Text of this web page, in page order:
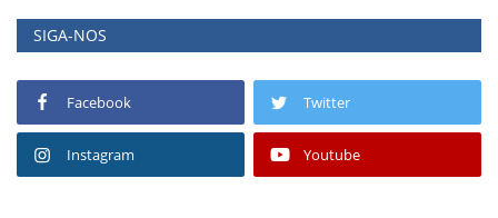
SIGA-NOS
Facebook Twitter
Instagram Youtube